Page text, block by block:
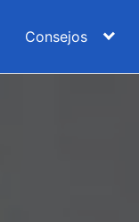
Consejos